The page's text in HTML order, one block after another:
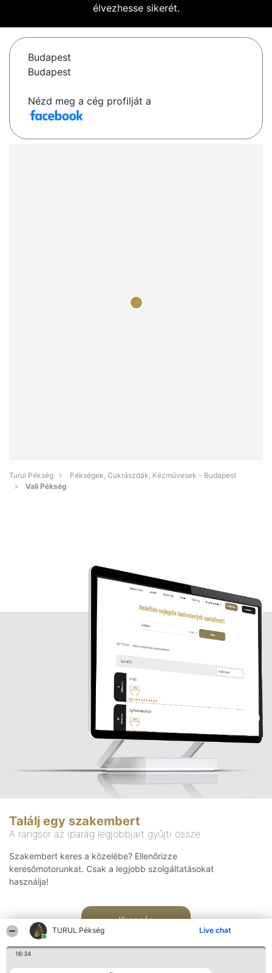
TURUL Pékség Live chat
16:34
élvezhesse sikerét.
Budapest
Budapest
Nézd meg a cég profilját a
Turul Pékség
Pékségek, Cukrászdák, Kézművesek - Budapest
Vali Pékség
Találj egy szakembert
A rangsor az iparág legjobbjait gyűjti össze
Szakembert keres a közelébe? Ellenőrizze
keresőmotorunkat. Csak a legjobb szolgáltatásokat
használja!
Keresés